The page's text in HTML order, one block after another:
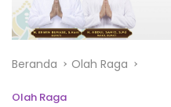
Beranda Olah Raga
Olah Raga